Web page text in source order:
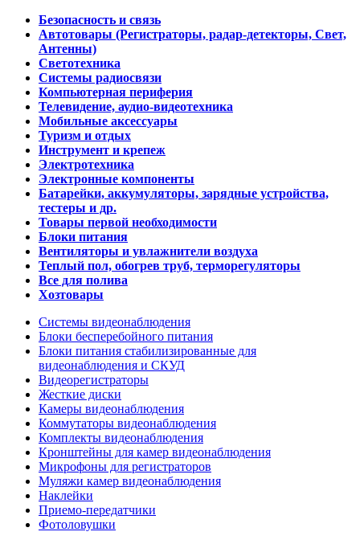
Безопасность и связь
Автотовары (Регистраторы, радар-детекторы, Свет,
Антенны)
Светотехника
Системы радиосвязи
Компьютерная периферия
Телевидение, аудио-видеотехника
Мобильные аксессуары
Туризм и отдых
Инструмент и крепеж
Электротехника
Электронные компоненты
Батарейки, аккумуляторы, зарядные устройства,
тестеры и др.
Товары первой необходимости
Блоки питания
Вентиляторы и увлажнители воздуха
Теплый пол, обогрев труб, терморегуляторы
Все для полива
Хозтовары
Системы видеонаблюдения
Блоки бесперебойного питания
Блоки питания стабилизированные для
видеонаблюдения и СКУД
Видеорегистраторы
Жесткие диски
Камеры видеонаблюдения
Коммутаторы видеонаблюдения
Комплекты видеонаблюдения
Кронштейны для камер видеонаблюдения
Микрофоны для регистраторов
Муляжи камер видеонаблюдения
Наклейки
Приемо-передатчики
Фотоловушки